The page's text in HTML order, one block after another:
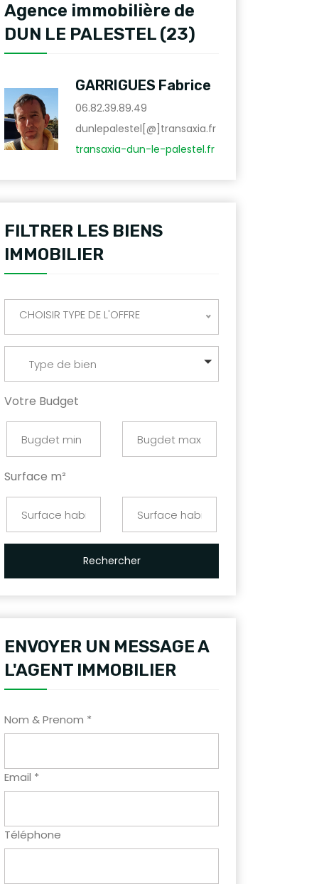
Agence immobilière de
DUN LE PALESTEL (23)
GARRIGUES Fabrice
06.82.39.89.49
dunlepalestel[@]transaxia.fr
transaxia-dun-le-palestel.fr
FILTRER LES BIENS
IMMOBILIER
CHOISIR TYPE DE L'OFFRE
Type de bien
Votre Budget
Surface m²
Rechercher
ENVOYER UN MESSAGE A
L'AGENT IMMOBILIER
Nom & Prenom *
Email *
Téléphone